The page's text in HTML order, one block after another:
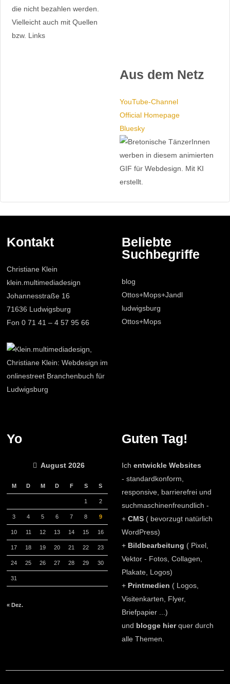
die nicht bezahlen werden.
Vielleicht auch mit Quellen
bzw. Links
Aus dem Netz
YouTube-Channel
Official Homepage
Bluesky
Kontakt
Christiane Klein
klein.multimediadesign
Johannesstraße 16
71636 Ludwigsburg
Fon 0 71 41 – 4 57 95 66
Beliebte
Suchbegriffe
blog
Ottos+Mops+Jandl
ludwigsburg
Ottos+Mops
Yo
August 2026
M D M D F S S
1 2
3 4 5 6 7 8 9
10 11 12 13 14 15 16
17 18 19 20 21 22 23
24 25 26 27 28 29 30
31
« Dez.
Guten Tag!
Ich entwickle Websites
- standardkonform,
responsive, barrierefrei und
suchmaschinenfreundlich -
+CMS ( bevorzugt natürlich
WordPress)
+ Bildbearbeitung ( Pixel,
Vektor - Fotos, Collagen,
Plakate, Logos)
+ Printmedien ( Logos,
Visitenkarten, Flyer,
Briefpapier ...)
und blogge hierquer durch
alle Themen.